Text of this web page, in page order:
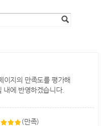
이지의 만족도를 평가해
내에 반영하겠습니다.
(만족)